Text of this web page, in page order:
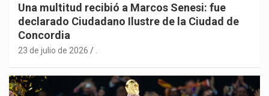
Una multitud recibió a Marcos Senesi: fue
declarado Ciudadano Ilustre de la Ciudad de
Concordia
23 de julio de 2026